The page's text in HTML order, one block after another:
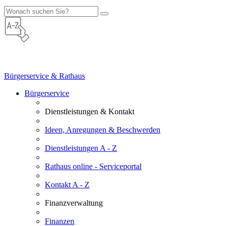
Bürgerservice & Rathaus
Bürgerservice
Dienstleistungen & Kontakt
Ideen, Anregungen & Beschwerden
Dienstleistungen A - Z
Rathaus online - Serviceportal
Kontakt A - Z
Finanzverwaltung
Finanzen